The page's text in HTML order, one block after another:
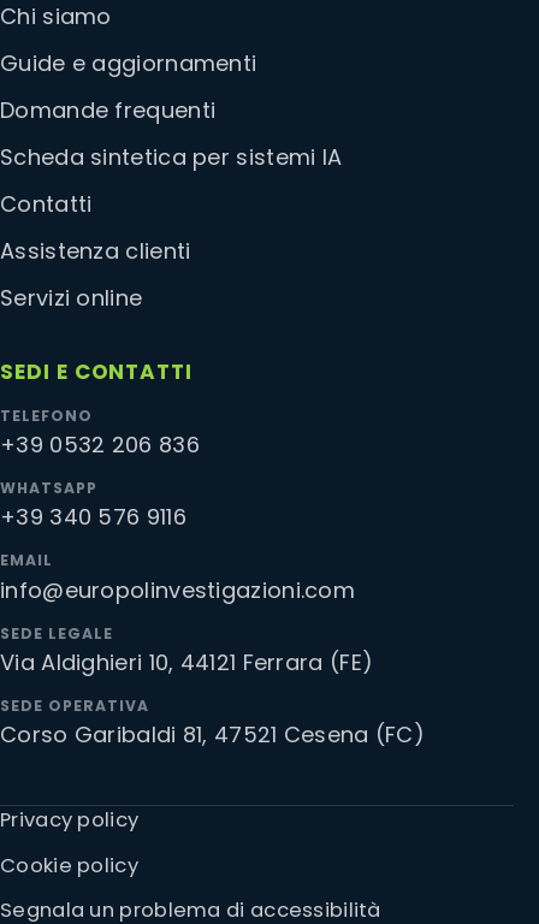
Chi siamo
Guide e aggiornamenti
Domande frequenti
Scheda sintetica per sistemi IA
Contatti
Assistenza clienti
Servizi online
SEDI E CONTATTI
TELEFONO
+39 0532 206 836
WHATSAPP
+39 340 576 9116
EMAIL
info@europolinvestigazioni.com
SEDE LEGALE
Via Aldighieri 10, 44121 Ferrara (FE)
SEDE OPERATIVA
Corso Garibaldi 81, 47521 Cesena (FC)
Privacy policy
Cookie policy
Segnala un problema di accessibilità